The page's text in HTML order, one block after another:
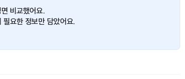
비교했어요.
필요한 정보만 담았어요.